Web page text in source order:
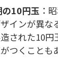
10円玉 ：
インが異な
された10円
つくことも